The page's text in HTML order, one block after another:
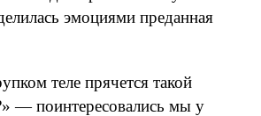
эмоциями преданная
теле прячется такой
— поинтересовались мы у